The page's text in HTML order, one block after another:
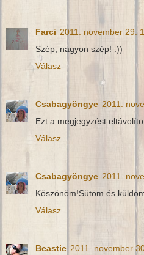
Farci 2011. november 29.
Szép, nagyon szép! :))
Válasz
Csabagyöngye 2011.
Ezt a megjegyzést
Válasz
Csabagyöngye 2011.
Köszönöm!Sütöm és
Válasz
Beastie 2011. november